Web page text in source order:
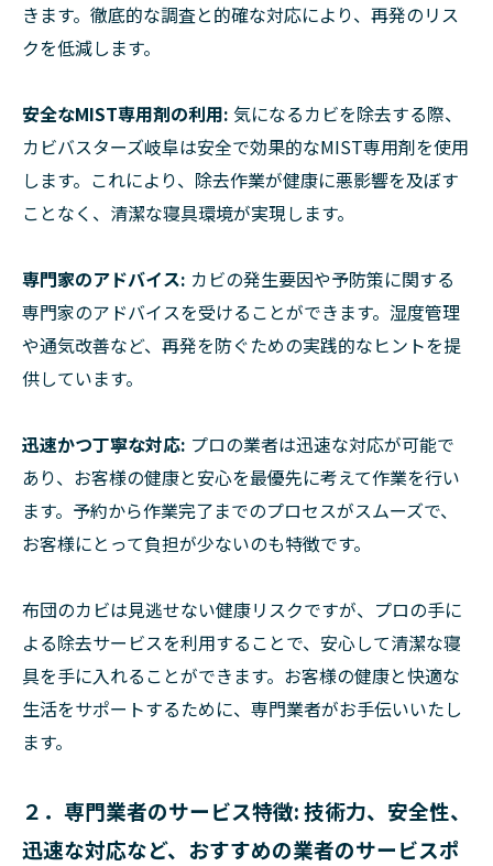
きます。徹底的な調査と的確な対応により、再発のリス
クを低減します。
安全なMIST専用剤の利用: 気になるカビを除去する際、
カビバスターズ岐阜は安全で効果的なMIST専用剤を使用
します。これにより、除去作業が健康に悪影響を及ぼす
ことなく、清潔な寝具環境が実現します。
専門家のアドバイス: カビの発生要因や予防策に関する
専門家のアドバイスを受けることができます。湿度管理
や通気改善など、再発を防ぐための実践的なヒントを提
供しています。
迅速かつ丁寧な対応: プロの業者は迅速な対応が可能で
あり、お客様の健康と安心を最優先に考えて作業を行い
ます。予約から作業完了までのプロセスがスムーズで、
お客様にとって負担が少ないのも特徴です。
布団のカビは見逃せない健康リスクですが、プロの手に
よる除去サービスを利用することで、安心して清潔な寝
具を手に入れることができます。お客様の健康と快適な
生活をサポートするために、専門業者がお手伝いいたし
ます。
２．専門業者のサービス特徴: 技術力、安全性、
迅速な対応など、おすすめの業者のサービスポ